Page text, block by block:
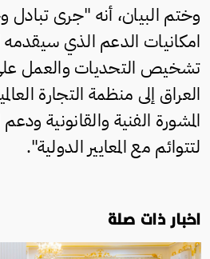
وختم البيان، أنه "جرى تبادل
امكانيات الدعم الذي سيقدمه
تشخيص التحديات والعمل
العراق إلى منظمة التجارة
المشورة الفنية والقانونية
لتتوائم مع المعايير الدولية".
اخبار ذات صلة